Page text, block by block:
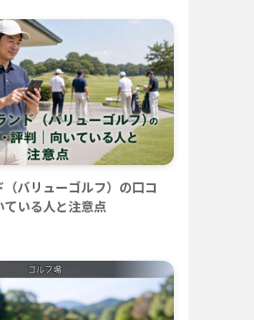
バリューゴルフ）の口コ
ている人と注意点